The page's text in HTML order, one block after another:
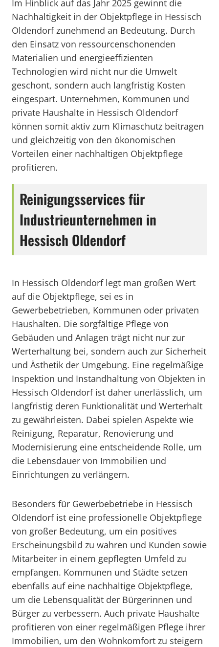
Im Hinblick auf das Jahr 2025 gewinnt die
Nachhaltigkeit in der Objektpflege in Hessisch
Oldendorf zunehmend an Bedeutung. Durch
den Einsatz von ressourcenschonenden
Materialien und energieeffizienten
Technologien wird nicht nur die Umwelt
geschont, sondern auch langfristig Kosten
eingespart. Unternehmen, Kommunen und
private Haushalte in Hessisch Oldendorf
können somit aktiv zum Klimaschutz beitragen
und gleichzeitig von den ökonomischen
Vorteilen einer nachhaltigen Objektpflege
profitieren.
Reinigungsservices für
Industrieunternehmen in
Hessisch Oldendorf
In Hessisch Oldendorf legt man großen Wert
auf die Objektpflege, sei es in
Gewerbebetrieben, Kommunen oder privaten
Haushalten. Die sorgfältige Pflege von
Gebäuden und Anlagen trägt nicht nur zur
Werterhaltung bei, sondern auch zur Sicherheit
und Ästhetik der Umgebung. Eine regelmäßige
Inspektion und Instandhaltung von Objekten in
Hessisch Oldendorf ist daher unerlässlich, um
langfristig deren Funktionalität und Werterhalt
zu gewährleisten. Dabei spielen Aspekte wie
Reinigung, Reparatur, Renovierung und
Modernisierung eine entscheidende Rolle, um
die Lebensdauer von Immobilien und
Einrichtungen zu verlängern.
Besonders für Gewerbebetriebe in Hessisch
Oldendorf ist eine professionelle Objektpflege
von großer Bedeutung, um ein positives
Erscheinungsbild zu wahren und Kunden sowie
Mitarbeiter in einem gepflegten Umfeld zu
empfangen. Kommunen und Städte setzen
ebenfalls auf eine nachhaltige Objektpflege,
um die Lebensqualität der Bürgerinnen und
Bürger zu verbessern. Auch private Haushalte
profitieren von einer regelmäßigen Pflege ihrer
Immobilien, um den Wohnkomfort zu steigern